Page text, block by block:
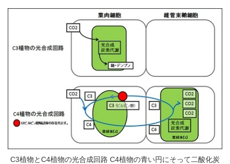
C3植物とC4植物の光合成回路 C4植物の青い円にそって二酸化炭